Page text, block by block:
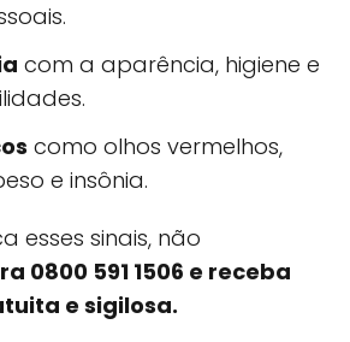
com a aparência, higiene e
como olhos vermelhos,
e insônia.
esses sinais, não
0800 591 1506 e receba
e sigilosa.